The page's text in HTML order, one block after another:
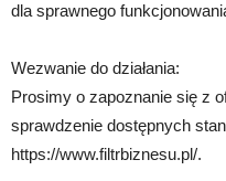
dla sprawnego
Wezwanie do działania:
Prosimy o zapoznanie się z
sprawdzenie dostępnych
https://www.filtrbiznesu.pl/.